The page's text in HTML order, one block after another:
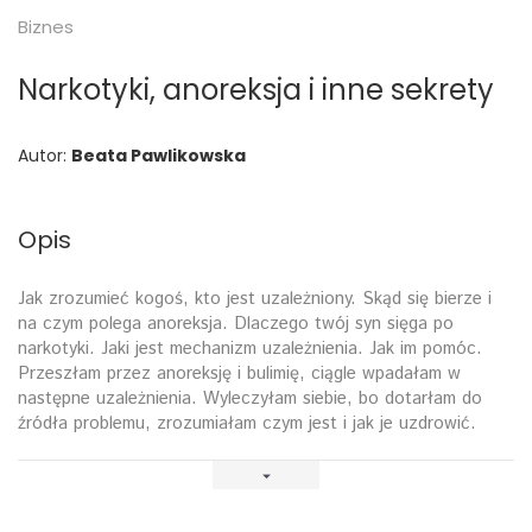
Biznes
Narkotyki, anoreksja i inne sekrety
Autor: Beata Pawlikowska
Opis
Jak zrozumieć kogoś, kto jest uzależniony. Skąd się bierze i
na czym polega anoreksja. Dlaczego twój syn sięga po
narkotyki. Jaki jest mechanizm uzależnienia. Jak im pomóc.
Przeszłam przez anoreksję i bulimię, ciągle wpadałam w
następne uzależnienia. Wyleczyłam siebie, bo dotarłam do
źródła problemu, zrozumiałam czym jest i jak je uzdrowić.